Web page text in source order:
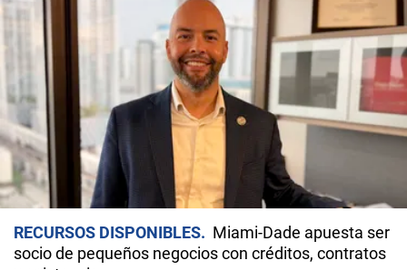
RECURSOS DISPONIBLES
Miami-Dade apuesta ser
socio de pequeños negocios con créditos, contratos